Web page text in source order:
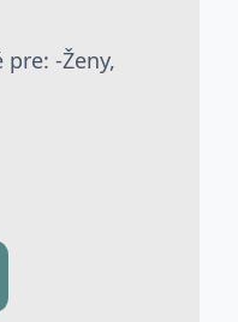
pre: -Ženy,